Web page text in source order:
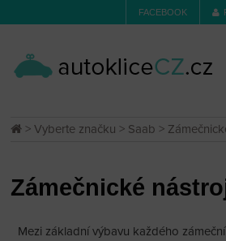
FACEBOOK
>Vyberte značku > Saab >
Zámečnické
Mezi základní výbavu každého